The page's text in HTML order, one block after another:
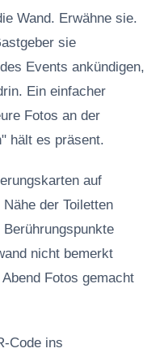
Wand. Erwähne sie.
sie
Events ankündigen,
Ein einfacher
Fotos an der
hält es präsent.
auf
der Toiletten
nicht bemerkt
Fotos gemacht
Code ins